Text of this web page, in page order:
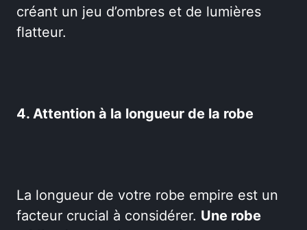
créant un jeu d’ombres et de lumières
flatteur.
4. Attention à la longueur de la robe
La longueur de votre robe empire est un
facteur crucial à considérer. Une robe